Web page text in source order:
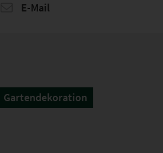
E-Mail
Gartendekoration